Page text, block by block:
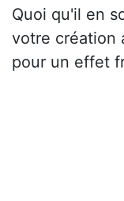
Quoi qu'il en
votre création
pour un effet